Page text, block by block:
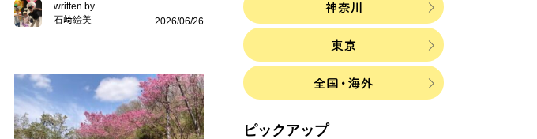
written by
石﨑絵美
2026/06/26
ピックアップ